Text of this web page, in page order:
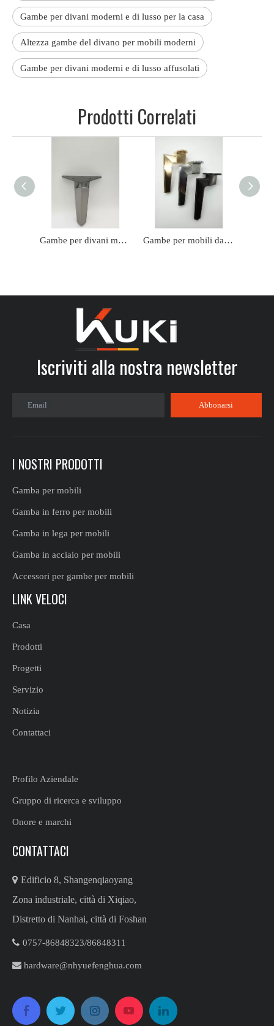
Gambe per divani moderni e di lusso per la casa
Altezza gambe del divano per mobili moderni
Gambe per divani moderni e di lusso affusolati
Prodotti Correlati
Gambe per divani moderni dell'industria Foshan Gambe per divani letto in bronzo da 155 mm Gambe per mobili dal design elegante Decorazione Hardware Piedini per mobili Gamba per divano in lega di zinco
Iscriviti alla nostra newsletter​​​​​​​
Email Abbonarsi
I NOSTRI PRODOTTI
Gamba per mobili
Gamba in ferro per mobili
Gamba in lega per mobili
Gamba in acciaio per mobili
Accessori per gambe per mobili
LINK VELOCI
Casa
Prodotti
Progetti
Servizio
Notizia
Contattaci
Profilo Aziendale
Gruppo di ricerca e sviluppo
Onore e marchi
CONTATTACI
 Edificio 8, Shangenqiaoyang
Zona industriale, città di Xiqiao,
Distretto di Nanhai, città di Foshan
 0757-86848323/86848311​​​​​​​
 hardware@nhyuefenghua.com